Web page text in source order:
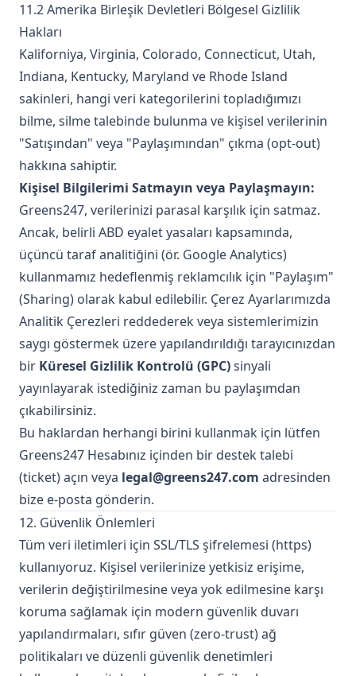
11.2 Amerika Birleşik Devletleri Bölgesel Gizlilik
Hakları
Kaliforniya, Virginia, Colorado, Connecticut, Utah,
Indiana, Kentucky, Maryland ve Rhode Island
sakinleri, hangi veri kategorilerini topladığımızı
bilme, silme talebinde bulunma ve kişisel verilerinin
"Satışından" veya "Paylaşımından" çıkma (opt-out)
hakkına sahiptir.
Kişisel Bilgilerimi Satmayın veya Paylaşmayın:
Greens247, verilerinizi parasal karşılık için satmaz.
Ancak, belirli ABD eyalet yasaları kapsamında,
üçüncü taraf analitiğini (ör. Google Analytics)
kullanmamız hedeflenmiş reklamcılık için "Paylaşım"
(Sharing) olarak kabul edilebilir. Çerez Ayarlarımızda
Analitik Çerezleri reddederek veya sistemlerimizin
saygı göstermek üzere yapılandırıldığı tarayıcınızdan
bir Küresel Gizlilik Kontrolü (GPC)sinyali
yayınlayarak istediğiniz zaman bu paylaşımdan
çıkabilirsiniz.
Bu haklardan herhangi birini kullanmak için lütfen
Greens247 Hesabınız içinden bir destek talebi
(ticket) açın veya legal@greens247.com adresinden
bize e-posta gönderin.
12. Güvenlik Önlemleri
Tüm veri iletimleri için SSL/TLS şifrelemesi (https)
kullanıyoruz. Kişisel verilerinize yetkisiz erişime,
verilerin değiştirilmesine veya yok edilmesine karşı
koruma sağlamak için modern güvenlik duvarı
yapılandırmaları, sıfır güven (zero-trust) ağ
politikaları ve düzenli güvenlik denetimleri